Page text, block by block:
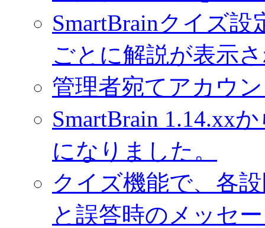
SmartBrainクイズ
ごとに解説が表示
管理者宛てアカウ
SmartBrain 1.14.xx
になりました。
クイズ機能で、各
と誤答時のメッセ